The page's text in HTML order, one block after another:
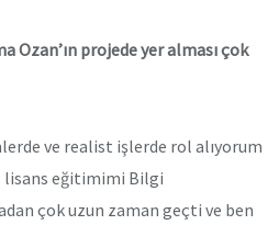
Ozan’ın projede yer alması çok
ve realist işlerde rol alıyorum
lisans eğitimimi Bilgi
çok uzun zaman geçti ve ben